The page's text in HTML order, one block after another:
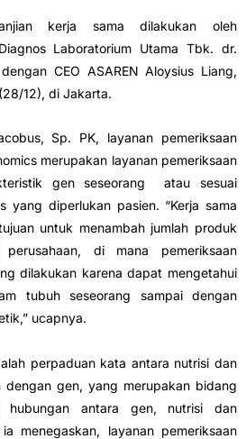
kerja sama dilakukan oleh
Laboratorium Utama Tbk. dr.
CEO ASAREN Aloysius Liang,
12), di Jakarta.
Sp. PK, layanan pemeriksaan
merupakan layanan pemeriksaan
gen seseorang atau sesuai
yang diperlukan pasien. “Kerja sama
untuk menambah jumlah produk
di mana pemeriksaan
dilakukan karena dapat mengetahui
tubuh seseorang sampai dengan
ucapnya.
perpaduan kata antara nutrisi dan
dengan gen, yang merupakan bidang
hubungan antara gen, nutrisi dan
menegaskan, layanan pemeriksaan